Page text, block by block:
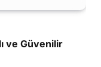
ve Güvenilir